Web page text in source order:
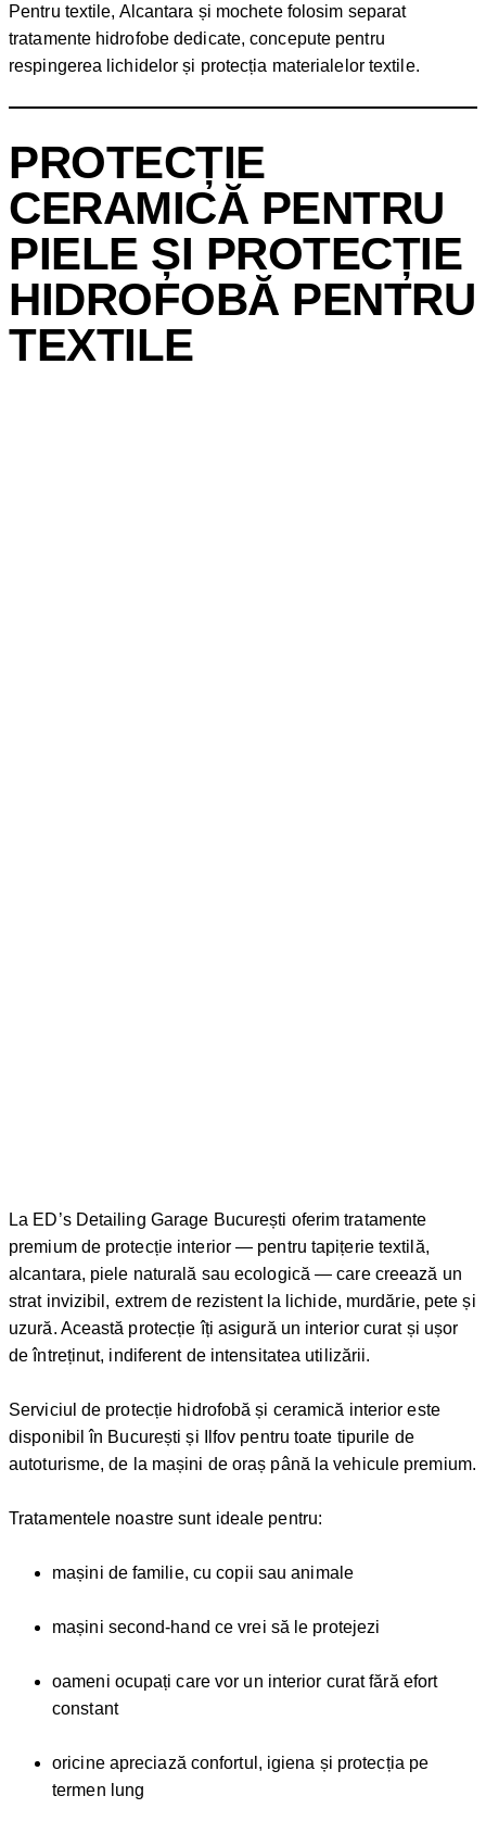
Pentru textile, Alcantara și mochete folosim separat
tratamente hidrofobe dedicate, concepute pentru
respingerea lichidelor și protecția materialelor textile.
PROTECȚIE
CERAMICĂ PENTRU
PIELE ȘI PROTECȚIE
HIDROFOBĂ PENTRU
TEXTILE
La ED’s Detailing Garage București oferim tratamente
premium de protecție interior — pentru tapițerie textilă,
alcantara, piele naturală sau ecologică — care creează un
strat invizibil, extrem de rezistent la lichide, murdărie, pete și
uzură. Această protecție îți asigură un interior curat și ușor
de întreținut, indiferent de intensitatea utilizării.
Serviciul de protecție hidrofobă și ceramică interior este
disponibil în București și Ilfov pentru toate tipurile de
autoturisme, de la mașini de oraș până la vehicule premium.
Tratamentele noastre sunt ideale pentru:
mașini de familie, cu copii sau animale
mașini second-hand ce vrei să le protejezi
oameni ocupați care vor un interior curat fără efort
constant
oricine apreciază confortul, igiena și protecția pe
termen lung